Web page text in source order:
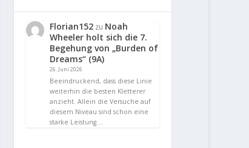
Florian152 zu Noah
Wheeler holt sich die 7.
Begehung von „Burden of
Dreams“ (9A)
26. Juni 2026
Beeindruckend, dass diese Linie
weiterhin die besten Kletterer
anzieht. Allein die Versuche auf
diesem Niveau sind schon eine
starke Leistung.…